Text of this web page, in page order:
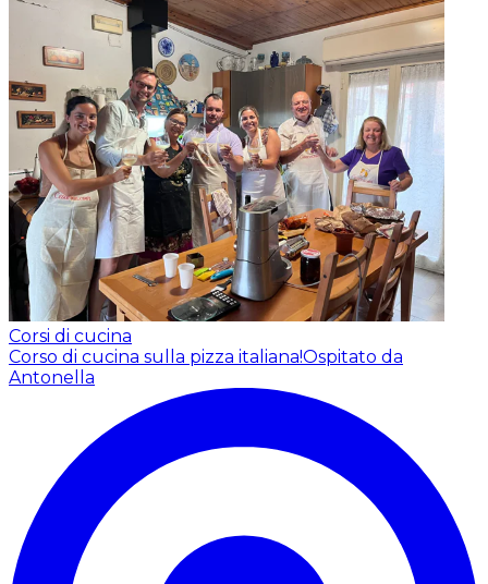
Corsi di cucina
Corso di cucina sulla pizza italiana!Ospitato da
Antonella